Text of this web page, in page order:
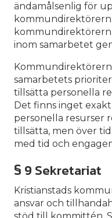
ändamålsenlig för
inom samarbetet
samarbetets
tillsätta personella
Det finns inget
personella resurser
tillsätta, men över
med tid och
§ 9 Sekretariat
Kristianstads
ansvar och